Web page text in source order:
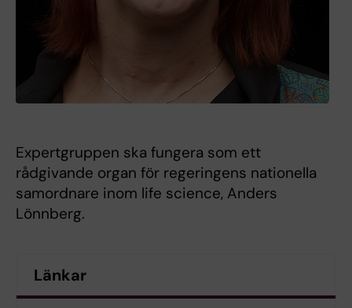
Expertgruppen ska fungera som ett
rådgivande organ för regeringens nationella
samordnare inom life science, Anders
Lönnberg.
Länkar